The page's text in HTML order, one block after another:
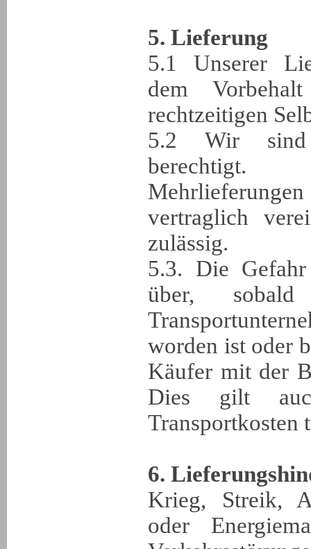
5. Lieferung
5.1 Unserer
dem
rechtzeitigen
5.2 Wir sind
vertraglich
zulässig.
5.3. Die
über,
worden ist oder
Käufer mit der
Dies gilt
Transportkosten
6.
Krieg, Streik,
oder